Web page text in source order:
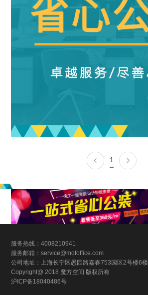
1
服务热线：4008210941
服务邮箱：service@mofoffice.com
公司地址：上海长宁区愚园路嘉春753园区2号楼6楼
Copyright@ 2018 魔方空间 版权所有
沪ICP备18040486号